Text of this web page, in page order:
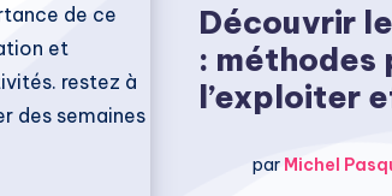
Découvrir
: méthodes
l’exploiter
par Michel